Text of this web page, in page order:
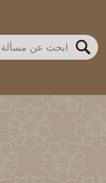
بحث
اللجنة الدائمة